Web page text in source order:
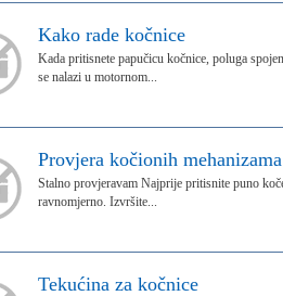
Kako rade kočnice
Kada pritisnete papučicu kočnice, poluga
se nalazi u motornom...
Provjera kočionih mehanizama
Stalno provjeravam Najprije pritisnite puno
ravnomjerno. Izvršite...
Tekućina za kočnice